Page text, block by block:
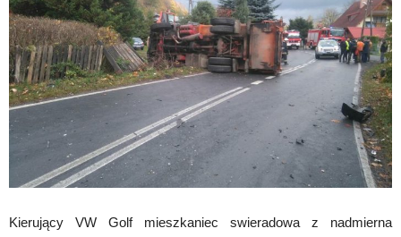
Kierujący VW Golf mieszkaniec swieradowa z nadmierna